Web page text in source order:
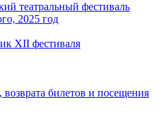
театральный фестиваль
2025 год
XII фестиваля
билетов и посещения